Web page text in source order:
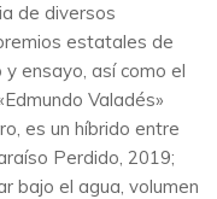
de diversos
estatales de
ensayo, así como el
Valadés»
es un híbrido entre
Perdido, 2019;
bajo el agua, volumen